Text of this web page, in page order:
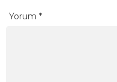
Yorum *